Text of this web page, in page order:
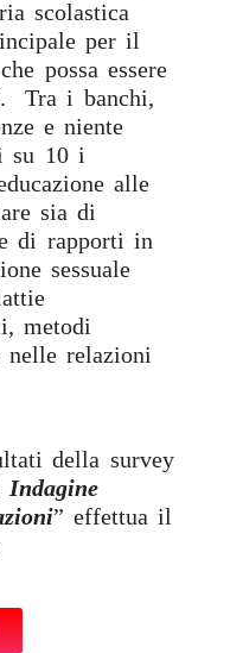
scolastica
per il
possa essere
Tra i banchi,
e niente
su 10 i
alle
sia di
di rapporti in
sessuale
metodi
nelle relazioni
della survey
” effettua il